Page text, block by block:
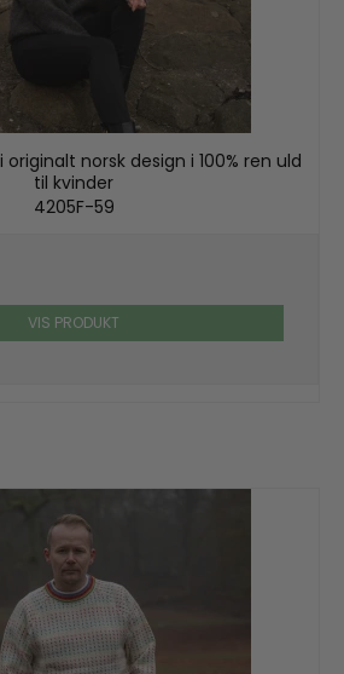
norsk design i 100% ren uld
til kvinder
4205F-59
VIS PRODUKT